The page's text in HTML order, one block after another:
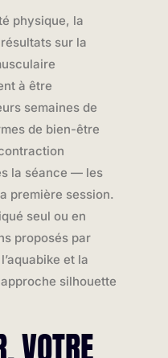
physique, la
sur la
à être
semaines de
de bien-être
la séance — les
première session.
seul ou en
proposés par
et la
silhouette
VOTRE